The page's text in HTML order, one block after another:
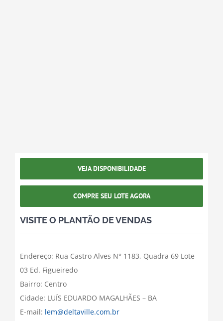
VEJA DISPONIBILIDADE
COMPRE SEU LOTE AGORA
VISITE O PLANTÃO DE VENDAS
Endereço: Rua Castro Alves N° 1183, Quadra 69 Lote
03 Ed. Figueiredo
Bairro: Centro
Cidade: LUÍS EDUARDO MAGALHÃES – BA
E-mail: lem@deltaville.com.br